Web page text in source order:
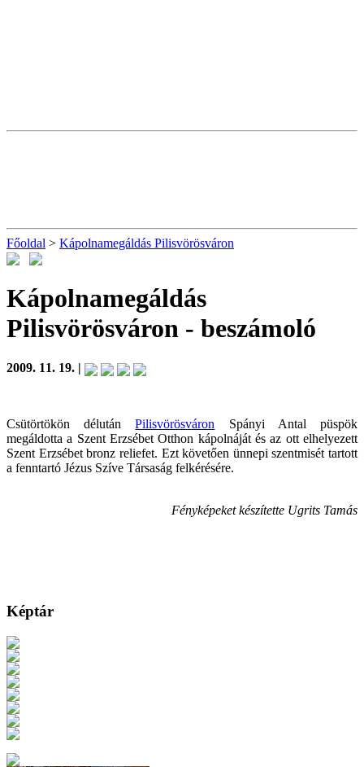
Főoldal > Kápolnamegáldás Pilisvörösváron
Kápolnamegáldás
Pilisvörösváron - beszámoló
2009. 11. 19. |
Csütörtökön délutánPilisvörösváron Spányi Antal püspök
megáldotta a Szent Erzsébet Otthon kápolnáját és az ott elhelyezett
Szent Erzsébet bronz reliefet. Ezt követően ünnepi szentmisét tartott
a fenntartó Jézus Szíve Társaság felkérésére.
Fényképeket készítette Ugrits Tamás
Képtár